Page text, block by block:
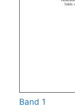
Band 1